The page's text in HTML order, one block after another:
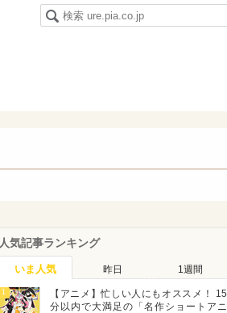
人気記事ランキング
いま人気 昨日 1週間
1
【アニメ】忙しい人にもオススメ！ 15
分以内で大満足の「名作ショートアニ